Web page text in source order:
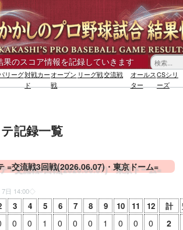
果のスコア情報を記録していきます
リーグ対戦カー
ド
オープン
戦
リーグ戦交流戦
オールス
ター
CSシリ
ーズ
記録一覧
=交流戦3回戦(2026.06.07)・東京ドーム=
日 14:00 ◇
3 4 5 6 7 8 9 10 11 12 計
0 0 1 0 0 0 1 0 0 0
2